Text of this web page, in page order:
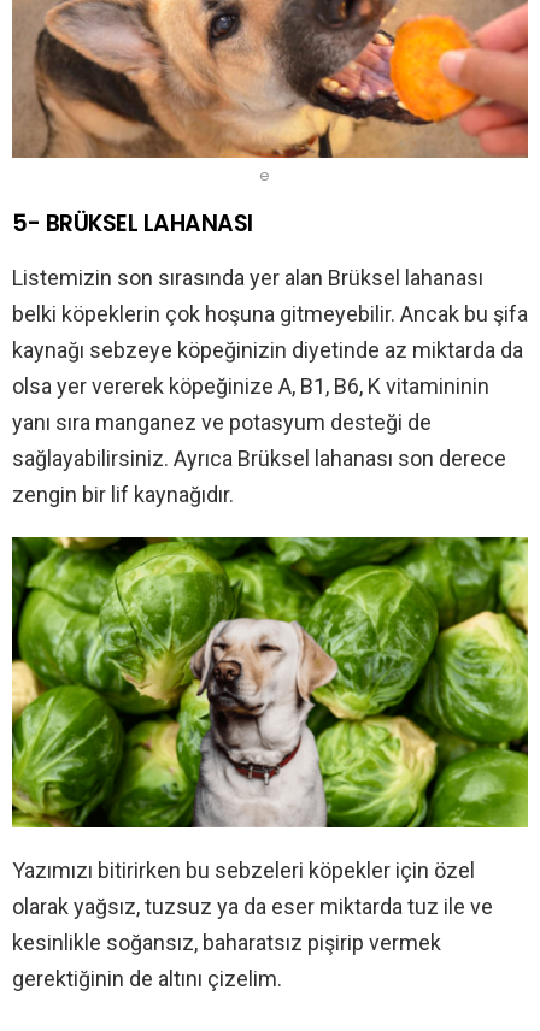
e
5- BRÜKSEL LAHANASI
Listemizin son sırasında yer alan Brüksel lahanası
belki köpeklerin çok hoşuna gitmeyebilir. Ancak bu şifa
kaynağı sebzeye köpeğinizin diyetinde az miktarda da
olsa yer vererek köpeğinize A, B1, B6, K vitamininin
yanı sıra manganez ve potasyum desteği de
sağlayabilirsiniz. Ayrıca Brüksel lahanası son derece
zengin bir lif kaynağıdır.
Yazımızı bitirirken bu sebzeleri köpekler için özel
olarak yağsız, tuzsuz ya da eser miktarda tuz ile ve
kesinlikle soğansız, baharatsız pişirip vermek
gerektiğinin de altını çizelim.